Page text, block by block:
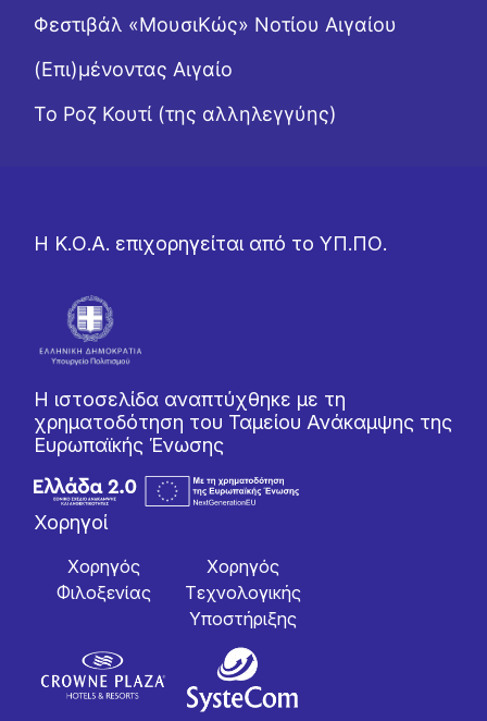
Φεστιβάλ «ΜουσιΚώς» Νοτίου Αιγαίου
(Επι)μένοντας Αιγαίο
Το Ροζ Κουτί (της αλληλεγγύης)
Η Κ.Ο.Α. επιχορηγείται από το ΥΠ.ΠΟ.
Η ιστοσελίδα αναπτύχθηκε με τη
χρηματοδότηση του Ταμείου Ανάκαμψης της
Ευρωπαϊκής Ένωσης
Χορηγοί
Χορηγός
Φιλοξενίας
Χορηγός
Tεχνολογικής
Yποστήριξης